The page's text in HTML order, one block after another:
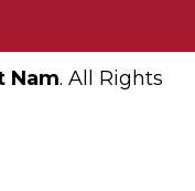
Nam. All Rights